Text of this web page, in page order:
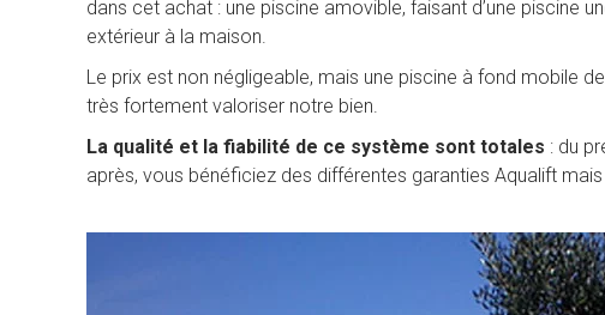
dans cet achat : une piscine amovible, faisant d’une piscine
extérieur à la maison.
Le prix est non négligeable, mais une piscine à fond mobile
très fortement valoriser notre bien.
La qualité et la fiabilité de ce système sont totales : du
après, vous bénéficiez des différentes garanties Aqualift